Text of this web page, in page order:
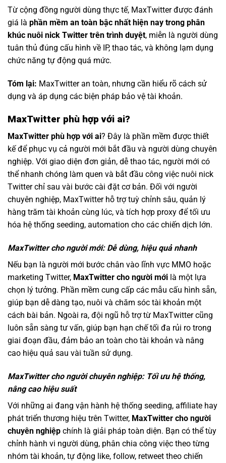
Từ cộng đồng người dùng thực tế, MaxTwitter được đánh
giá là phần mềm an toàn bậc nhất hiện nay trong phân
khúc nuôi nick Twitter trên trình duyệt, miễn là người dùng
tuân thủ đúng cấu hình về IP, thao tác, và không lạm dụng
chức năng tự động quá mức.
Tóm lại: MaxTwitter an toàn, nhưng cần hiểu rõ cách sử
dụng và áp dụng các biện pháp bảo vệ tài khoản.
MaxTwitter phù hợp với ai?
MaxTwitter phù hợp với ai? Đây là phần mềm được thiết
kế để phục vụ cả người mới bắt đầu và người dùng chuyên
nghiệp. Với giao diện đơn giản, dễ thao tác, người mới có
thể nhanh chóng làm quen và bắt đầu công việc nuôi nick
Twitter chỉ sau vài bước cài đặt cơ bản. Đối với người
chuyên nghiệp, MaxTwitter hỗ trợ tuỳ chỉnh sâu, quản lý
hàng trăm tài khoản cùng lúc, và tích hợp proxy để tối ưu
hóa hệ thống seeding, automation cho các chiến dịch lớn.
MaxTwitter cho người mới: Dễ dùng, hiệu quả nhanh
Nếu bạn là người mới bước chân vào lĩnh vực MMO hoặc
marketing Twitter, MaxTwitter cho người mới là một lựa
chọn lý tưởng. Phần mềm cung cấp các mẫu cấu hình sẵn,
giúp bạn dễ dàng tạo, nuôi và chăm sóc tài khoản một
cách bài bản. Ngoài ra, đội ngũ hỗ trợ từ MaxTwitter cũng
luôn sẵn sàng tư vấn, giúp bạn hạn chế tối đa rủi ro trong
giai đoạn đầu, đảm bảo an toàn cho tài khoản và nâng
cao hiệu quả sau vài tuần sử dụng.
MaxTwitter cho người chuyên nghiệp: Tối ưu hệ thống,
nâng cao hiệu suất
Với những ai đang vận hành hệ thống seeding, affiliate hay
phát triển thương hiệu trên Twitter, MaxTwitter cho người
chuyên nghiệp chính là giải pháp toàn diện. Bạn có thể tùy
chỉnh hành vi người dùng, phân chia công việc theo từng
nhóm tài khoản, tự động like, follow, retweet theo chiến